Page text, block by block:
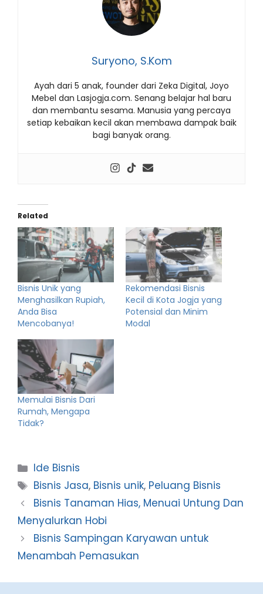
Suryono, S.Kom
Ayah dari 5 anak, founder dari Zeka Digital, Joyo
Mebel dan Lasjogja.com. Senang belajar hal baru
dan membantu sesama. Manusia yang percaya
setiap kebaikan kecil akan membawa dampak baik
bagi banyak orang.
Related
Bisnis Unik yang
Menghasilkan Rupiah,
Anda Bisa
Mencobanya!
Rekomendasi Bisnis
Kecil di Kota Jogja yang
Potensial dan Minim
Modal
Memulai Bisnis Dari
Rumah, Mengapa
Tidak?
Categories
Ide Bisnis
Tags
Bisnis Jasa, Bisnis unik, Peluang Bisnis
Bisnis Tanaman Hias, Menuai Untung Dan
Menyalurkan Hobi
Bisnis Sampingan Karyawan untuk
Menambah Pemasukan